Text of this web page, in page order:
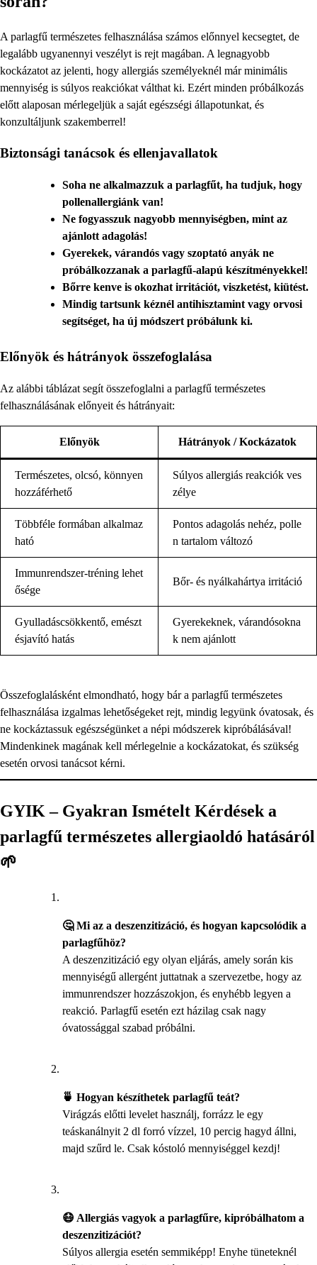
A parlagfű természetes felhasználása számos előnnyel kecsegtet, de
legalább ugyanennyi veszélyt is rejt magában. A legnagyobb
kockázatot az jelenti, hogy allergiás személyeknél már minimális
mennyiség is súlyos reakciókat válthat ki. Ezért minden próbálkozás
előtt alaposan mérlegeljük a saját egészségi állapotunkat, és
konzultáljunk szakemberrel!
Biztonsági tanácsok és ellenjavallatok
Soha ne alkalmazzuk a parlagfűt, ha tudjuk, hogy
pollenallergiánk van!
Ne fogyasszuk nagyobb mennyiségben, mint az
ajánlott adagolás!
Gyerekek, várandós vagy szoptató anyák ne
próbálkozzanak a parlagfű-alapú készítményekkel!
Bőrre kenve is okozhat irritációt, viszketést, kiütést.
Mindig tartsunk kéznél antihisztamint vagy orvosi
segítséget, ha új módszert próbálunk ki.
Előnyök és hátrányok összefoglalása
Az alábbi táblázat segít összefoglalni a parlagfű természetes
felhasználásának előnyeit és hátrányait:
Előnyök Hátrányok / Kockázatok
Természetes, olcsó, könnyen
hozzáférhető
Súlyos allergiás reakciók ves
zélye
Többféle formában alkalmaz
ható
Pontos adagolás nehéz, polle
n tartalom változó
Immunrendszer-tréning lehet
ősége
Bőr- és nyálkahártya irritáció
Gyulladáscsökkentő, emészt
ésjavító hatás
Gyerekeknek, várandósokna
k nem ajánlott
Összefoglalásként elmondható, hogy bár a parlagfű természetes
felhasználása izgalmas lehetőségeket rejt, mindig legyünk óvatosak, és
ne kockáztassuk egészségünket a népi módszerek kipróbálásával!
Mindenkinek magának kell mérlegelnie a kockázatokat, és szükség
esetén orvosi tanácsot kérni.
GYIK – Gyakran Ismételt Kérdések a
parlagfű természetes allergiaoldó hatásáról
🌱
🤔 Mi az a deszenzitizáció, és hogyan kapcsolódik a
parlagfűhöz?
A deszenzitizáció egy olyan eljárás, amely során kis
mennyiségű allergént juttatnak a szervezetbe, hogy az
immunrendszer hozzászokjon, és enyhébb legyen a
reakció. Parlagfű esetén ezt házilag csak nagy
óvatossággal szabad próbálni.
🍵 Hogyan készíthetek parlagfű teát?
Virágzás előtti levelet használj, forrázz le egy
teáskanálnyit 2 dl forró vízzel, 10 percig hagyd állni,
majd szűrd le. Csak kóstoló mennyiséggel kezdj!
😷 Allergiás vagyok a parlagfűre, kipróbálhatom a
deszenzitizációt?
Súlyos allergia esetén semmiképp! Enyhe tüneteknél